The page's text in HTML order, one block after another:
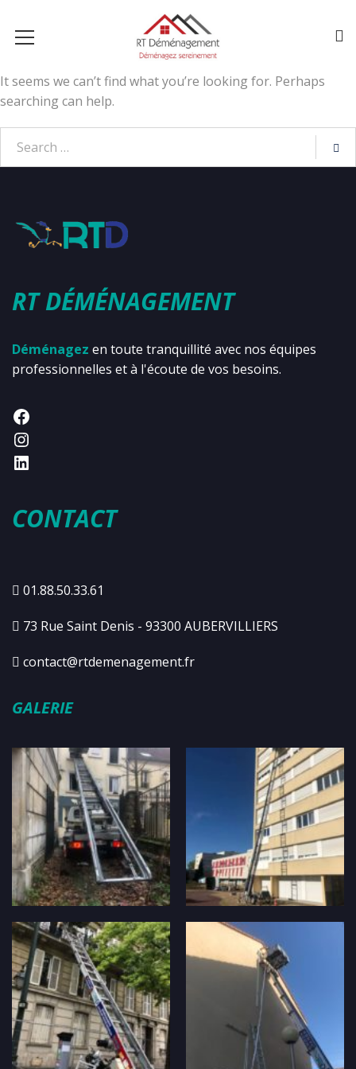
It seems we can’t find what you’re looking for. Perhaps
searching can help.
RT DÉMÉNAGEMENT
Déménagez en toute tranquillité avec nos équipes
professionnelles et à l'écoute de vos besoins.
CONTACT
01.88.50.33.61
73 Rue Saint Denis - 93300 AUBERVILLIERS
contact@rtdemenagement.fr
GALERIE